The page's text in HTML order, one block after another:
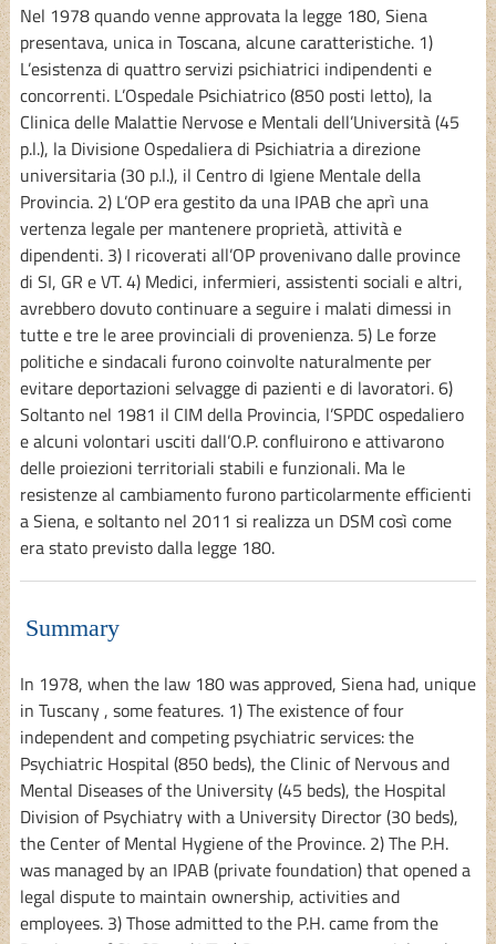
Nel 1978 quando venne approvata la legge 180, Siena
presentava, unica in Toscana, alcune caratteristiche. 1)
L’esistenza di quattro servizi psichiatrici indipendenti e
concorrenti. L’Ospedale Psichiatrico (850 posti letto), la
Clinica delle Malattie Nervose e Mentali dell’Università (45
p.l.), la Divisione Ospedaliera di Psichiatria a direzione
universitaria (30 p.l.), il Centro di Igiene Mentale della
Provincia. 2) L’OP era gestito da una IPAB che aprì una
vertenza legale per mantenere proprietà, attività e
dipendenti. 3) I ricoverati all’OP provenivano dalle province
di SI, GR e VT. 4) Medici, infermieri, assistenti sociali e altri,
avrebbero dovuto continuare a seguire i malati dimessi in
tutte e tre le aree provinciali di provenienza. 5) Le forze
politiche e sindacali furono coinvolte naturalmente per
evitare deportazioni selvagge di pazienti e di lavoratori. 6)
Soltanto nel 1981 il CIM della Provincia, l’SPDC ospedaliero
e alcuni volontari usciti dall’O.P. confluirono e attivarono
delle proiezioni territoriali stabili e funzionali. Ma le
resistenze al cambiamento furono particolarmente efficienti
a Siena, e soltanto nel 2011 si realizza un DSM così come
era stato previsto dalla legge 180.
Summary
In 1978, when the law 180 was approved, Siena had, unique
in Tuscany , some features. 1) The existence of four
independent and competing psychiatric services: the
Psychiatric Hospital (850 beds), the Clinic of Nervous and
Mental Diseases of the University (45 beds), the Hospital
Division of Psychiatry with a University Director (30 beds),
the Center of Mental Hygiene of the Province. 2) The P.H.
was managed by an IPAB (private foundation) that opened a
legal dispute to maintain ownership, activities and
employees. 3) Those admitted to the P.H. came from the